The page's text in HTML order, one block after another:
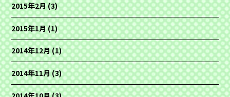
2015年2月(3)
2015年1月(1)
2014年12月(1)
2014年11月(3)